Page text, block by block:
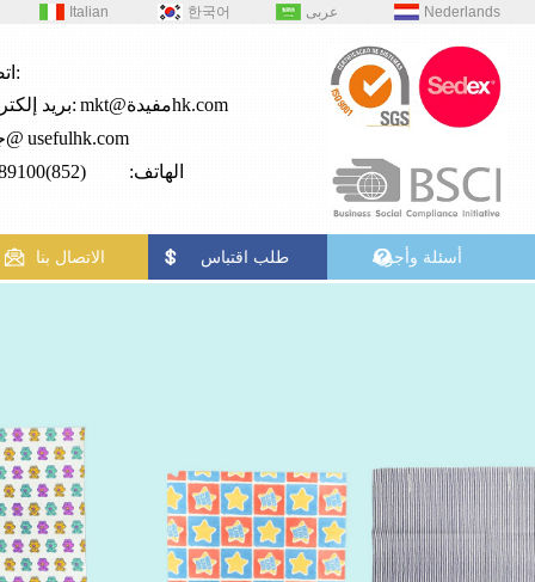
Italian 한국어 عربى Nederlands
اتصال:
بريد إلكتروني:
mkt@مفيدةhk.com
جي2@ usefulhk.com
الهاتف: (852)28989100
الاتصال بنا طلب اقتباس أسئلة وأجوبة